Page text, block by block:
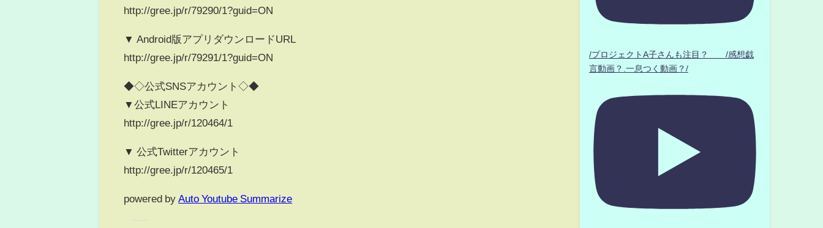
http://gree.jp/r/79290/1?guid=ON
▼ Android版アプリダウンロードURL
http://gree.jp/r/79291/1?guid=ON
◆◇公式SNSアカウント◇◆
▼公式LINEアカウント
http://gree.jp/r/120464/1
▼ 公式Twitterアカウント
http://gree.jp/r/120465/1
powered by Auto Youtube Summarize
/プロジェクトA子さんも注目？ /感想戯
言動画？.一息つく動画？/